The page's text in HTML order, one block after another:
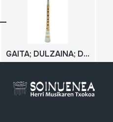
GAITA; DULZAINA; DULTZAINA